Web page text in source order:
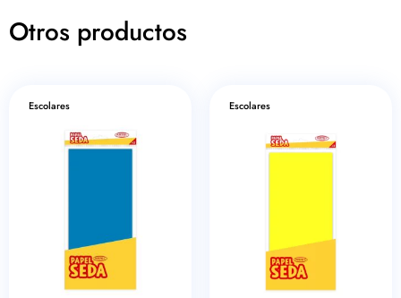
Otros productos
Escolares Escolares